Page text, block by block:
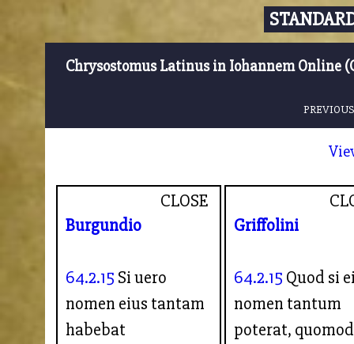
Chrysostomus Latinus in Iohannem Online
CLOSE
Burgundio
64.2.15 Si uero
nomen eius tantam
habebat
Griffolini
64.2.15 Quod si
nomen tantum
poterat,